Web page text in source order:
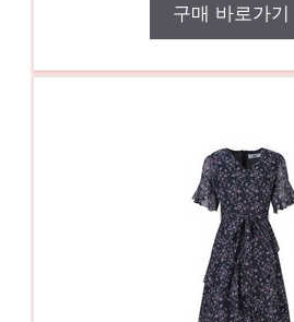
구매 바로가기